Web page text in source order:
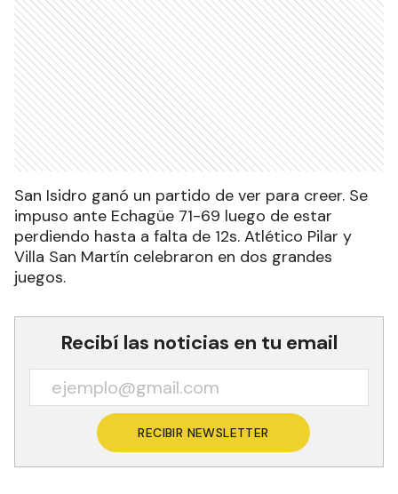
San Isidro ganó un partido de ver para creer. Se
impuso ante Echagüe 71-69 luego de estar
perdiendo hasta a falta de 12s. Atlético Pilar y
Villa San Martín celebraron en dos grandes
juegos.
Recibí las noticias en tu email
RECIBIR NEWSLETTER